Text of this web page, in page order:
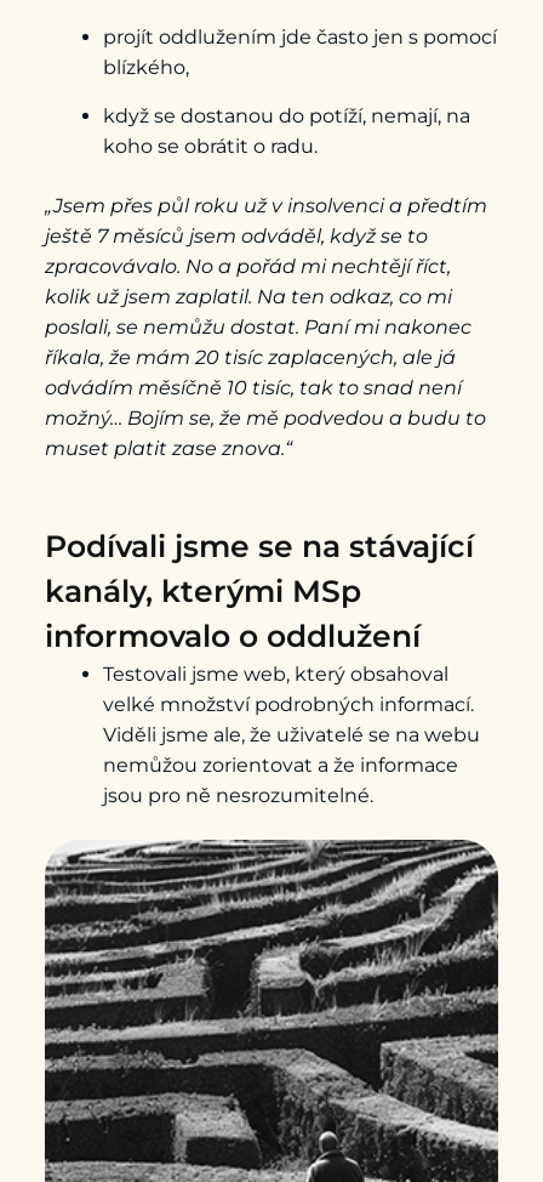
projít oddlužením jde často jen s pomocí
blízkého,
když se dostanou do potíží, nemají, na
koho se obrátit o radu.
„Jsem přes půl roku už v insolvenci a předtím
ještě 7 měsíců jsem odváděl, když se to
zpracovávalo. No a pořád mi nechtějí říct,
kolik už jsem zaplatil. Na ten odkaz, co mi
poslali, se nemůžu dostat. Paní mi nakonec
říkala, že mám 20 tisíc zaplacených, ale já
odvádím měsíčně 10 tisíc, tak to snad není
možný… Bojím se, že mě podvedou a budu to
muset platit zase znova.“
Podívali jsme se na stávající
kanály, kterými MSp
informovalo o oddlužení
Testovali jsme web, který obsahoval
velké množství podrobných informací.
Viděli jsme ale, že uživatelé se na webu
nemůžou zorientovat a že informace
jsou pro ně nesrozumitelné.